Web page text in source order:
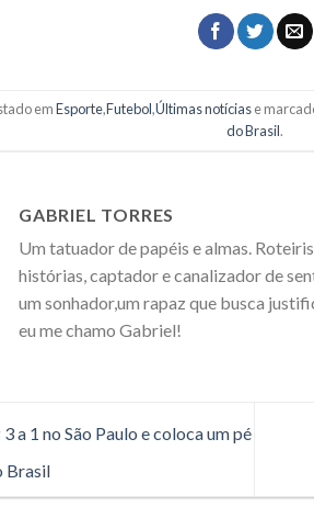
emEsporte,Futebol,Últimas notíciase
do Brasil.
GABRIEL TORRES
Um tatuador de papéis e almas.
histórias, captador e canalizador de
um sonhador,um rapaz que busca
eu me chamo Gabriel!
a 1 no São Paulo e coloca um pé
Brasil